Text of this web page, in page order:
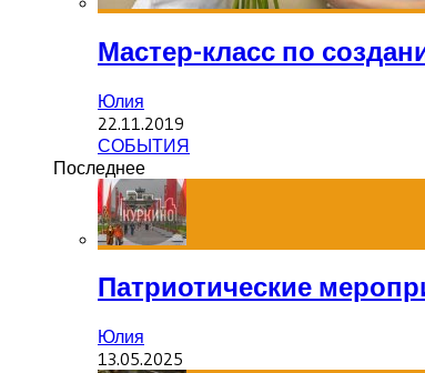
Мастер-класс по
Юлия
22.11.2019
СОБЫТИЯ
Последнее
Патриотические
Юлия
13.05.2025